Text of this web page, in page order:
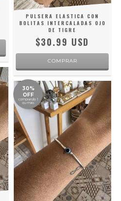
PULSERA ELASTICA CON
BOLITAS INTERCALADAS OJO
DE TIGRE
$30.99 USD
30%
OFF
comprando 1
ou mais